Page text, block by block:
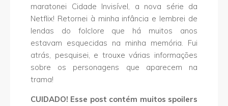
maratonei Cidade Invisível, a nova série da
Netflix! Retornei à minha infância e lembrei de
lendas do folclore que há muitos anos
estavam esquecidas na minha memória. Fui
atrás, pesquisei, e trouxe várias informações
sobre os personagens que aparecem na
trama!
CUIDADO! Esse post contém muitos spoilers